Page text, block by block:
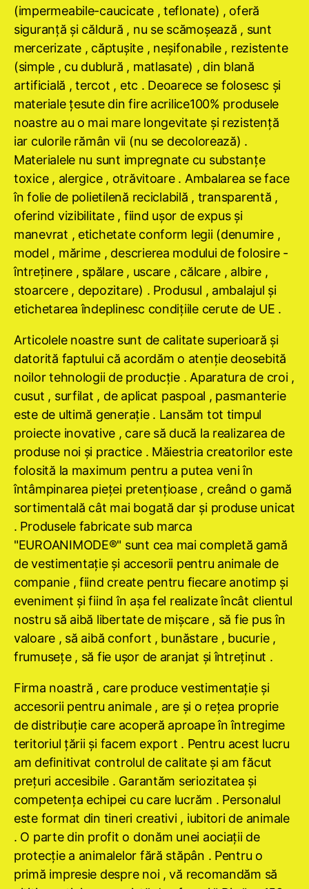
(impermeabile-caucicate , teflonate) , oferă
siguranţă şi căldură , nu se scămoşează , sunt
mercerizate , căptuşite , neşifonabile , rezistente
(simple , cu dublură , matlasate) , din blană
artificială , tercot , etc . Deoarece se folosesc şi
materiale ţesute din fire acrilice100% produsele
noastre au o mai mare longevitate şi rezistenţă
iar culorile rămân vii (nu se decolorează) .
Materialele nu sunt impregnate cu substanţe
toxice , alergice , otrăvitoare . Ambalarea se face
în folie de polietilenă reciclabilă , transparentă ,
oferind vizibilitate , fiind uşor de expus şi
manevrat , etichetate conform legii (denumire ,
model , mărime , descrierea modului de folosire -
întreţinere , spălare , uscare , călcare , albire ,
stoarcere , depozitare) . Produsul , ambalajul şi
etichetarea îndeplinesc condiţiile cerute de UE .
Articolele noastre sunt de calitate superioară şi
datorită faptului că acordăm o atenţie deosebită
noilor tehnologii de producţie . Aparatura de croi ,
cusut , surfilat , de aplicat paspoal , pasmanterie
este de ultimă generaţie . Lansăm tot timpul
proiecte inovative , care să ducă la realizarea de
produse noi şi practice . Măiestria creatorilor este
folosită la maximum pentru a putea veni în
întâmpinarea pieţei pretenţioase , creând o gamă
sortimentală cât mai bogată dar şi produse unicat
. Produsele fabricate sub marca
"EUROANIMODE®" sunt cea mai completă gamă
de vestimentaţie şi accesorii pentru animale de
companie , fiind create pentru fiecare anotimp şi
eveniment şi fiind în aşa fel realizate încât clientul
nostru să aibă libertate de mişcare , să fie pus în
valoare , să aibă confort , bunăstare , bucurie ,
frumuseţe , să fie uşor de aranjat şi întreţinut .
Firma noastră , care produce vestimentaţie şi
accesorii pentru animale , are şi o reţea proprie
de distribuţie care acoperă aproape în întregime
teritoriul ţării şi facem export . Pentru acest lucru
am definitivat controlul de calitate şi am făcut
preţuri accesibile . Garantăm seriozitatea şi
competenţa echipei cu care lucrăm . Personalul
este format din tineri creativi , iubitori de animale
. O parte din profit o donăm unei aociaţii de
protecţie a animalelor fără stăpân . Pentru o
primă impresie despre noi , vă recomandăm să